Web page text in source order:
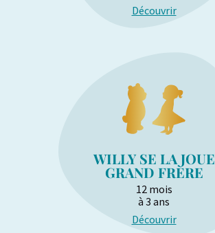
Découvrir
WILLY SE LA JOUE
GRAND FRÈRE
12 mois
à 3 ans
Découvrir